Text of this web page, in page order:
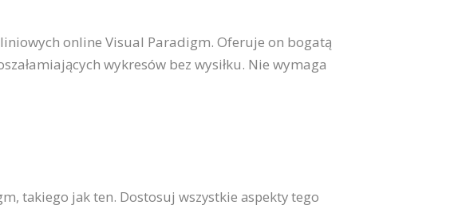
online Visual Paradigm. Oferuje on bogatą
wykresów bez wysiłku. Nie wymaga
takiego jak ten. Dostosuj wszystkie aspekty tego